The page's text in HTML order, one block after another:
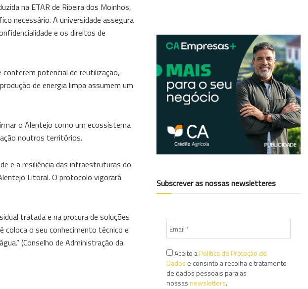
na ETAR de Ribeira dos Moinhos,
necessário. A universidade assegura
e os direitos de
potencial de reutilização,
de energia limpa assumem um
o Alentejo como um ecossistema
noutros territórios.
e a resiliência das infraestruturas do
Litoral. O protocolo vigorará
tratada e na procura de soluções
coloca o seu conhecimento técnico e
(Conselho de Administração da
Subscrever as nossas newsletteres
Aceito aPolítica de Proteção de
Dados e consinto a recolha e tratamento
de dados pessoais para as
nossasnewsletters.